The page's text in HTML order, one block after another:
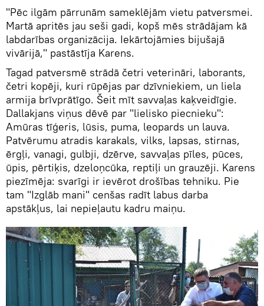
"Pēc ilgām pārrunām sameklējām vietu patversmei.
Martā apritēs jau seši gadi, kopš mēs strādājam kā
labdarības organizācija. Iekārtojāmies bijušajā
vivārijā," pastāstīja Karens.
Tagad patversmē strādā četri veterināri, laborants,
četri kopēji, kuri rūpējas par dzīvniekiem, un liela
armija brīvprātīgo. Šeit mīt savvaļas kaķveidīgie.
Dallakjans viņus dēvē par "lielisko piecnieku":
Amūras tīģeris, lūsis, puma, leopards un lauva.
Patvērumu atradis karakals, vilks, lapsas, stirnas,
ērgļi, vanagi, gulbji, dzērve, savvaļas pīles, pūces,
ūpis, pērtiķis, dzeloņcūka, reptiļi un grauzēji. Karens
piezīmēja: svarīgi ir ievērot drošības tehniku. Pie
tam "Izglāb mani" cenšas radīt labus darba
apstākļus, lai nepieļautu kadru maiņu.